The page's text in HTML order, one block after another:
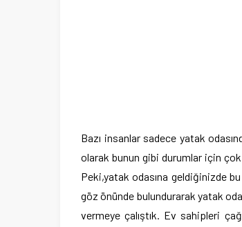
Bazı insanlar sadece yatak
olarak bunun gibi durumlar için çok
Peki,yatak odasına geldiğinizde
göz önünde bulundurarak yatak
vermeye çalıştık. Ev sahipleri